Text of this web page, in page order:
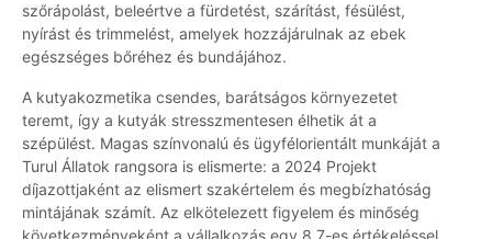
szőrápolást, beleértve a fürdetést, szárítást, fésülést,
nyírást és trimmelést, amelyek hozzájárulnak az ebek
egészséges bőréhez és bundájához.
A kutyakozmetika csendes, barátságos környezetet
teremt, így a kutyák stresszmentesen élhetik át a
szépülést. Magas színvonalú és ügyfélorientált munkáját a
Turul Állatok rangsora is elismerte: a 2024 Projekt
díjazottjaként az elismert szakértelem és megbízhatóság
mintájának számít. Az elkötelezett figyelem és minőség
következményeként a vállalkozás egy 8.7-es értékeléssel